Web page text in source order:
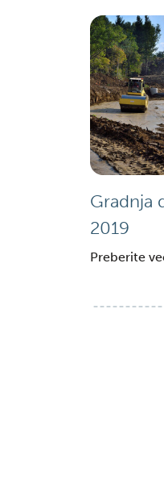
Gradnja
2019
Preberite